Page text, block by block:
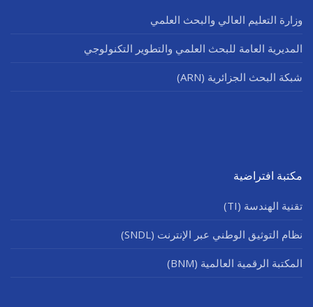
وزارة التعليم العالي والبحث العلمي
المديرية العامة للبحث العلمي والتطوير التكنولوجي
شبكة البحث الجزائرية (ARN)
مكتبة افتراضية
تقنية الهندسة (TI)
نظام التوثيق الوطني عبر الإنترنت (SNDL)
المكتبة الرقمية العالمية (BNM)